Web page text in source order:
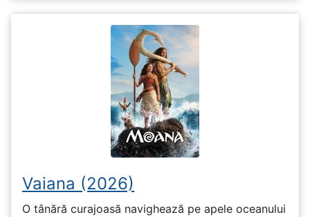
Vaiana (2026)
O tânără curajoasă navighează pe apele oceanului